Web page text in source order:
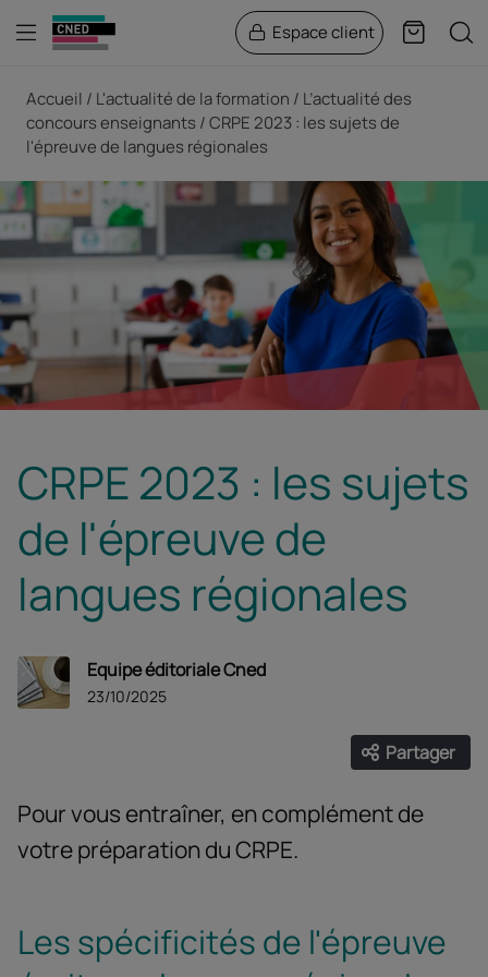
Menu Espace client Panier
Accueil L'actualité de la formation
L’actualité des
concours enseignants
CRPE 2023 : les sujets de
l'épreuve de langues régionales
CRPE 2023 : les sujets
de l'épreuve de
langues régionales
Equipe éditoriale Cned
23/10/2025
Partager
Ouvrir
Pour vous entraîner, en complément de
votre préparation du CRPE.
Les spécificités de l'épreuve